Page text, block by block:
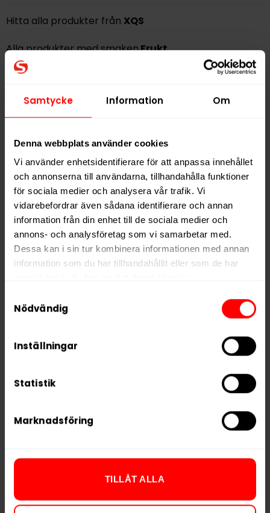
Samtycke Information Om
Denna webbplats använder cookies
Vi använder enhetsidentifierare för att anpassa innehållet
och annonserna till användarna, tillhandahålla funktioner
för sociala medier och analysera vår trafik. Vi
vidarebefordrar även sådana identifierare och annan
information från din enhet till de sociala medier och
annons- och analysföretag som vi samarbetar med.
Dessa kan i sin tur kombinera informationen med annan
information som du har tillhandahållit eller som de har
We work with
who may receive and
Nödvändig
Inställningar
Statistik
Marknadsföring
TILLÅT ALLA
Hitta alla produkter från XQS
Alla produkter med smakenFrukt
Vitt Snus
Format
Slim
Styrka
Stark
Nikotin per gram
16,0 mg/g
Nikotin per portion
8,0 mg
Nikotin per dosa
160 mg
Vikt per dosa
10 g
Portioner per dosa
20
Varumärke
RELATERADE PRODUKTER